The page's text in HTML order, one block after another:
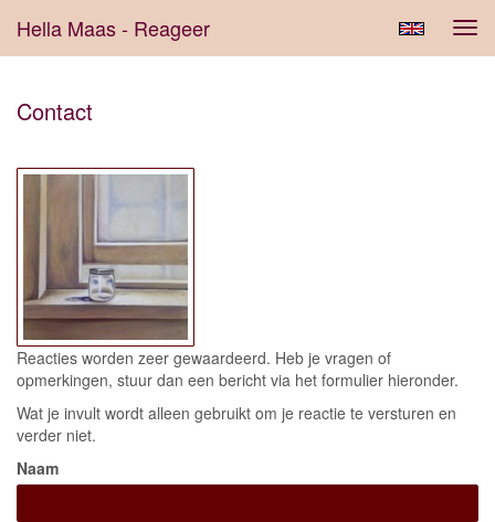
Hella Maas - Reageer
Contact
Reacties worden zeer gewaardeerd. Heb je vragen of
opmerkingen, stuur dan een bericht via het formulier hieronder.
Wat je invult wordt alleen gebruikt om je reactie te versturen en
verder niet.
Naam